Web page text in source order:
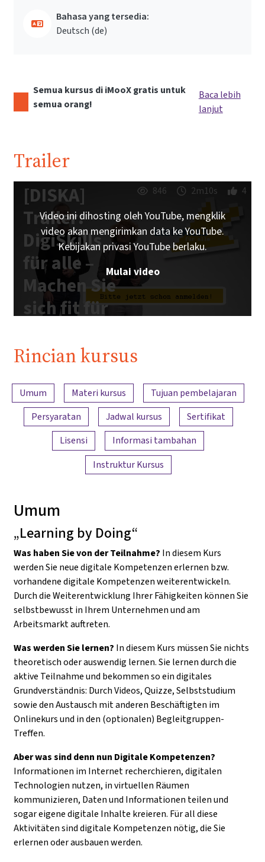
Bahasa yang tersedia:
Deutsch ‎(de)‎
Semua kursus di iMooX gratis untuk
semua orang!
Baca lebih
lanjut
Trailer
[DISKA]
Trailer:
DigiSkills
für alle –
Machen Sie
sich fit für
Welt!
846 2m10s 4
Video ini dihosting oleh YouTube, mengklik
video akan mengirimkan data ke YouTube.
Kebijakan privasi YouTube berlaku.
Mulai video
Rincian kursus
Ringkasan konten
Umum Materi kursus
Tujuan pembelajaran
Persyaratan
Jadwal kursus
Sertifikat
Lisensi
Informasi tambahan
Instruktur Kursus
Umum
„Learning by Doing“
Was haben Sie von der Teilnahme? In diesem Kurs
werden Sie neue digitale Kompetenzen erlernen bzw.
vorhandene digitale Kompetenzen weiterentwickeln.
Durch die Weiterentwicklung Ihrer Fähigkeiten können Sie
selbstbewusst in Ihrem Unternehmen und am
Arbeitsmarkt auftreten.
Was werden Sie lernen? In diesem Kurs müssen Sie nichts
theoretisch oder auswendig lernen. Sie lernen durch die
aktive Teilnahme und bekommen so ein digitales
Grundverständnis: Durch Videos, Quizze, Selbststudium
sowie den Austausch mit anderen Beschäftigten im
Onlinekurs und in den (optionalen) Begleitgruppen-
Treffen.
Aber was sind denn nun Digitale Kompetenzen?
Informationen im Internet recherchieren, digitalen
Technologien nutzen, in virtuellen Räumen
kommunizieren, Daten und Informationen teilen und
sogar eigene digitale Inhalte kreieren. Für all diese
Aktivitäten sind digitale Kompetenzen nötig, die Sie
erlernen oder ausbauen werden.